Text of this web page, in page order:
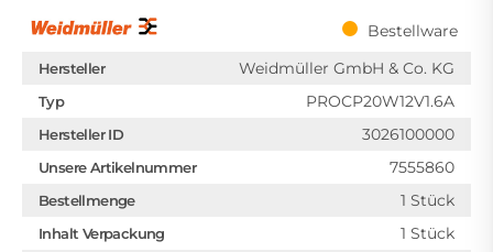
Bestellware
Hersteller Weidmüller GmbH & Co. KG
Typ PROCP20W12V1.6A
Hersteller ID 3026100000
Unsere Artikelnummer 7555860
Bestellmenge 1 Stück
Inhalt Verpackung 1 Stück